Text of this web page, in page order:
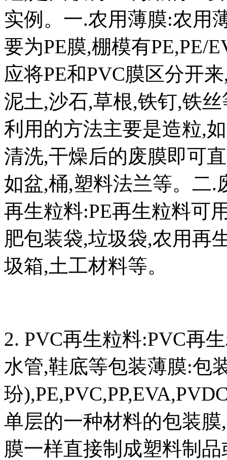
实例。一.农用薄膜:农用
要为PE膜,棚模有PE,PE/
应将PE和PVC膜区分开
泥土,沙石,草根,铁钉,铁
利用的方法主要是造粒,
清洗,干燥后的废膜即可
如盆,桶,塑料法兰等。二.
再生粒料:PE再生粒料可
肥包装袋,垃圾袋,农用再
圾箱,土工材料等。
2. PVC再生粒料:PVC再
水管,鞋底等包装薄膜:包
玢
单层的一种材料的包装
膜一样直接制成塑料制